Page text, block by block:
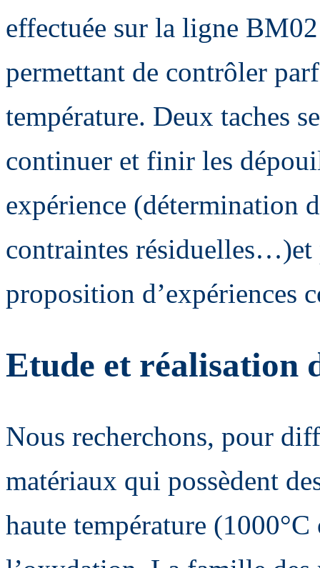
effectuée sur la ligne
permettant de contrôler
température. Deux taches
continuer et finir les
expérience (détermination
contraintes résiduelles…)et
proposition d’expériences
Etude et réalisation
Nous recherchons, pour
matériaux qui possèdent
haute température